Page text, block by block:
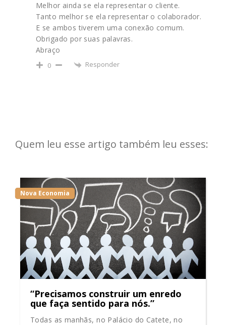
Melhor ainda se ela representar o cliente.
Tanto melhor se ela representar o colaborador.
E se ambos tiverem uma conexão comum.
Obrigado por suas palavras.
Abraço
0 Responder
Quem leu esse artigo também leu esses:
Nova Economia
“Precisamos construir um enredo
que faça sentido para nós.”
Todas as manhãs, no Palácio do Catete, no